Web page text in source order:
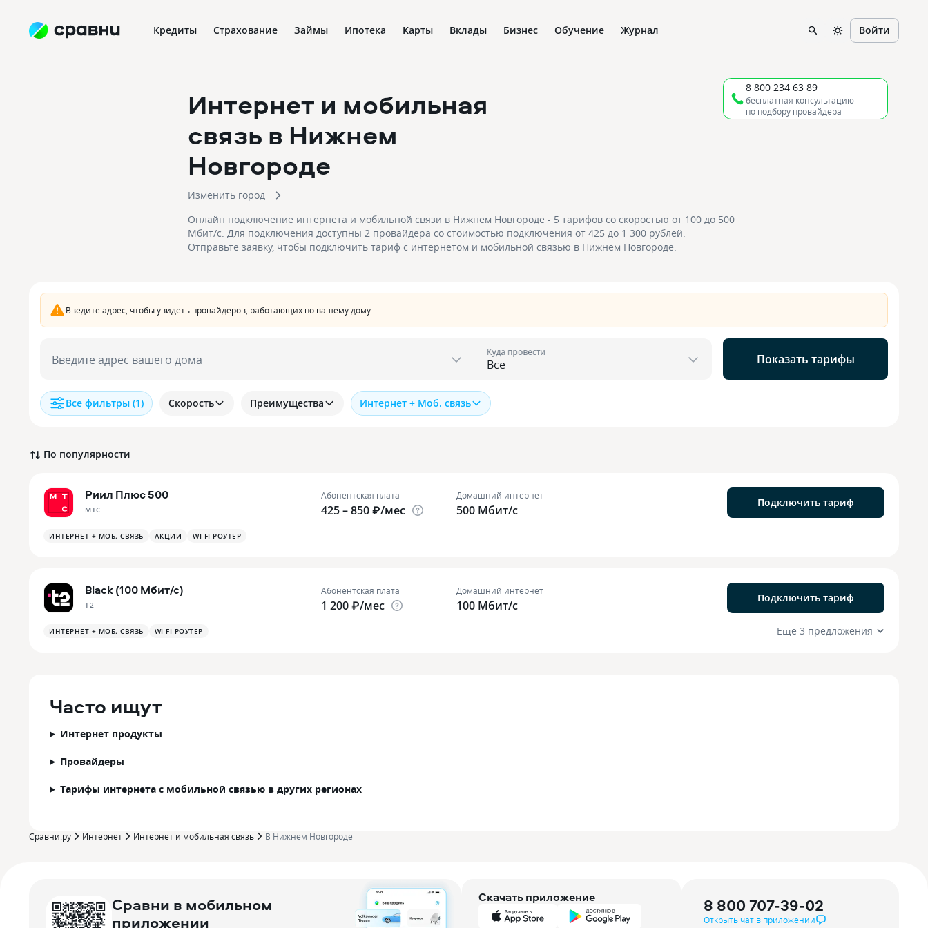
Кредиты Страхование Займы Ипотека Карты Вклады Бизнес Обучение Журнал Войти
Интернет и мобильная
связь в Нижнем
Новгороде
Изменить город
Онлайн подключение интернета и мобильной связи в Нижнем Новгороде - 5 тарифов со скоростью от 100 до 500
Мбит/с. Для подключения доступны 2 провайдера со стоимостью подключения от 425 до 1 300 рублей.
Отправьте заявку, чтобы подключить тариф с интернетом и мобильной связью в Нижнем Новгороде.
8 800 234 63 89
бесплатная консультацию
по подбору провайдера
Введите адрес, чтобы увидеть провайдеров, работающих по вашему дому
Введите адрес вашего дома
Куда провести Показать тарифы
Все фильтры (1) Скорость Преимущества Интернет + Моб. связь
По популярности
Риил Плюс 500
МТС
Абонентская плата
425 – 850 ₽/мес
Домашний интернет
500 Мбит/с
Подключить тариф
ИНТЕРНЕТ + МОБ. СВЯЗЬ АКЦИИ WI-FI РОУТЕР
Black (100 Мбит/с)
T2
Абонентская плата
1 200 ₽/мес
Домашний интернет
100 Мбит/с
Подключить тариф
ИНТЕРНЕТ + МОБ. СВЯЗЬ WI-FI РОУТЕР Ещё 3 предложения
Часто ищут
Интернет продукты
Провайдеры
Тарифы интернета с мобильной связью в других регионах
Сравни.ру Интернет Интернет и мобильная связь В Нижнем Новгороде
Сравни в мобильном
приложении
Скачать приложение 8 800 707-39-02
Открыть чат в приложении